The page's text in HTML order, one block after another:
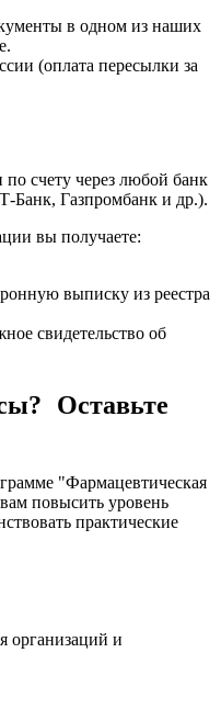
в одном из наших
(оплата пересылки за
счету через любой банк
Газпромбанк и др.).
вы получаете:
выписку из реестра
свидетельство об
Оставьте
"Фармацевтическая
повысить уровень
практические
организаций и